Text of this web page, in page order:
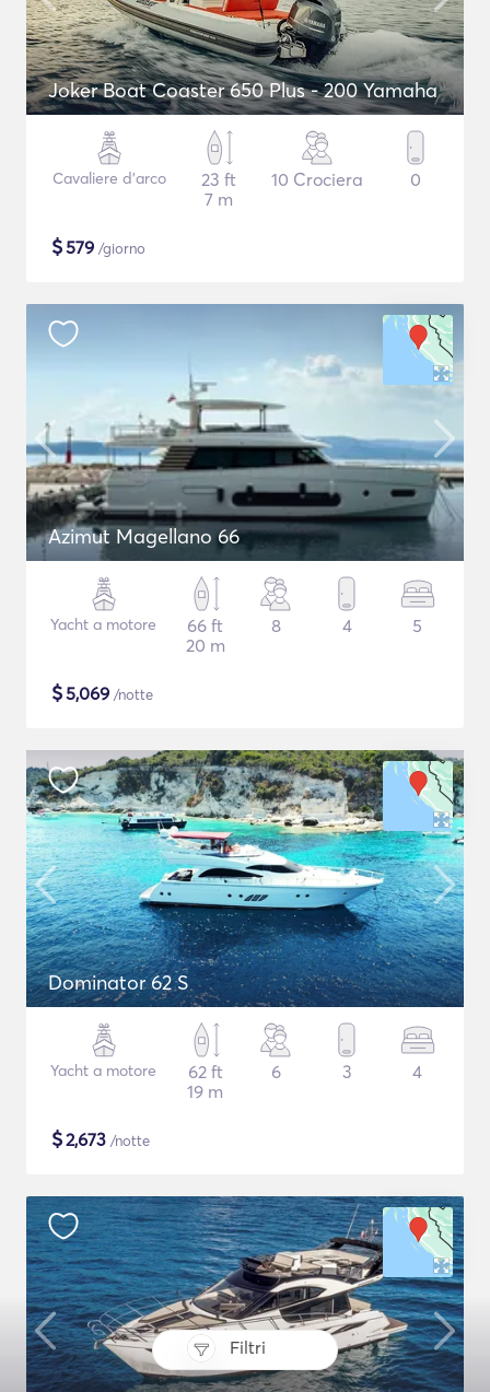
Filtri
Joker Boat Coaster 650 Plus - 200 Yamaha
Cavaliere d'arco
23 ft
7 m
10 Crociera 0
$579 /giorno
Azimut Magellano 66
Yacht a motore
66 ft
20 m
8 4 5
$5,069 /notte
Dominator 62 S
Yacht a motore
62 ft
19 m
6 3 4
$2,673 /notte